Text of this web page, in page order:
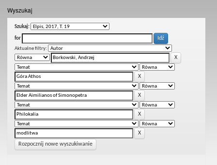
Wyszukaj
Szukaj:
for
Aktualne filtry:
Rozpocznij nowe wyszukiwanie